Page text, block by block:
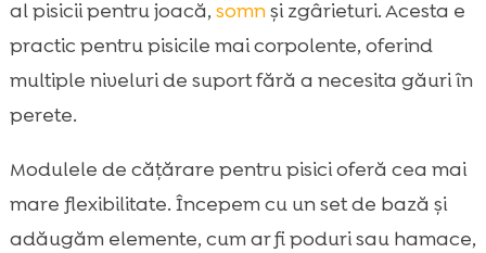
al pisicii pentru joacă, somnși zgârieturi. Acesta e
practic pentru pisicile mai corpolente, oferind
multiple niveluri de suport fără a necesita găuri în
perete.
Modulele de cățărare pentru pisici oferă cea mai
mare flexibilitate. Începem cu un set de bază și
adăugăm elemente, cum ar fi poduri sau hamace,